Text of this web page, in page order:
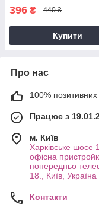
396 ₴ 440 ₴
Купити
Про нас
100% позитивних
Працює з
м. Київ
Харківське шосе
офісна
попередньо
18., Київ, Україна
Контакти